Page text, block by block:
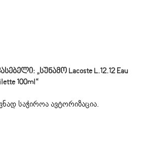
„სუნამო Lacoste L.12.12 Eau
100ml“
საჭიროაავტორიზაცია.